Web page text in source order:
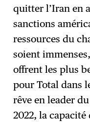
quitter l’Iran en
sanctions
ressources du
soient
offrent les plus
pour Total dans
rêve en leader
2022, la capacité